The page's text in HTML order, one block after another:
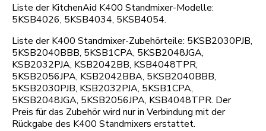
Liste der KitchenAid K400 Standmixer-Modelle:
5KSB4026, 5KSB4034, 5KSB4054.
Liste der K400 Standmixer-Zubehörteile: 5KSB2030PJB,
5KSB2040BBB, 5KSB1CPA, 5KSB2048JGA,
KSB2032PJA, KSB2042BB, KSB4048TPR,
5KSB2056JPA, KSB2042BBA, 5KSB2040BBB,
5KSB2030PJB, KSB2032PJA, 5KSB1CPA,
5KSB2048JGA, 5KSB2056JPA, KSB4048TPR. Der
Preis für das Zubehör wird nur in Verbindung mit der
Rückgabe des K400 Standmixers erstattet.